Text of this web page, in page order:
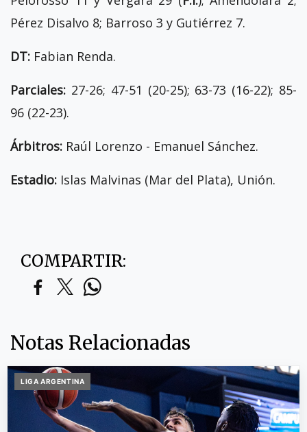
Pérez Disalvo 8; Barroso 3 y Gutiérrez 7.
DT: Fabian Renda.
Parciales: 27-26; 47-51 (20-25); 63-73 (16-22); 85-
96 (22-23).
Árbitros: Raúl Lorenzo - Emanuel Sánchez.
Estadio: Islas Malvinas (Mar del Plata), Unión.
COMPARTIR:
Notas Relacionadas
LIGA ARGENTINA